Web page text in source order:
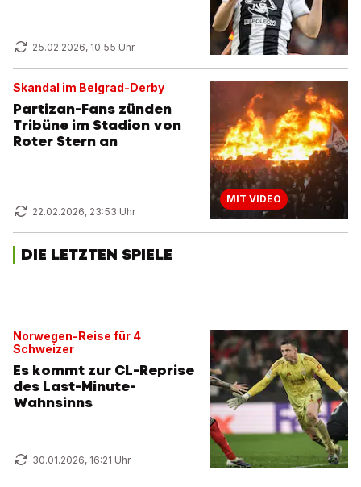
25.02.2026, 10:55 Uhr
Skandal im Belgrad-Derby
Partizan-Fans zünden
Tribüne im Stadion von
Roter Stern an
22.02.2026, 23:53 Uhr
MIT VIDEO
DIE LETZTEN SPIELE
Norwegen-Reise für 4
Schweizer
Es kommt zur CL-Reprise
des Last-Minute-
Wahnsinns
30.01.2026, 16:21 Uhr